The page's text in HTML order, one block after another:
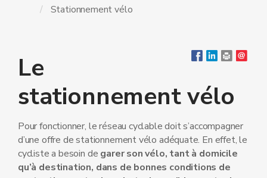
Stationnement vélo
Le
stationnement vélo
Pour fonctionner, le réseau cyclable doit s’accompagner
d’une offre de stationnement vélo adéquate. En effet, le
cycliste a besoin de garer son vélo, tant à domicile
qu’à destination, dans de bonnes conditions de